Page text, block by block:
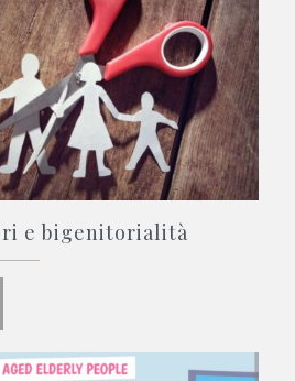
e bigenitorialità